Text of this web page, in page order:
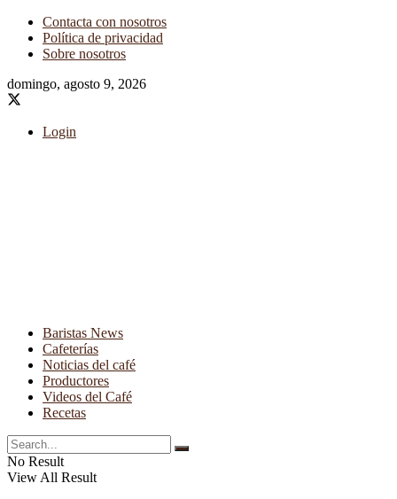
Contacta con nosotros
Política de privacidad
Sobre nosotros
domingo, agosto 9, 2026
Login
Baristas News
Cafeterías
Noticias del café
Productores
Videos del Café
Recetas
No Result
View All Result